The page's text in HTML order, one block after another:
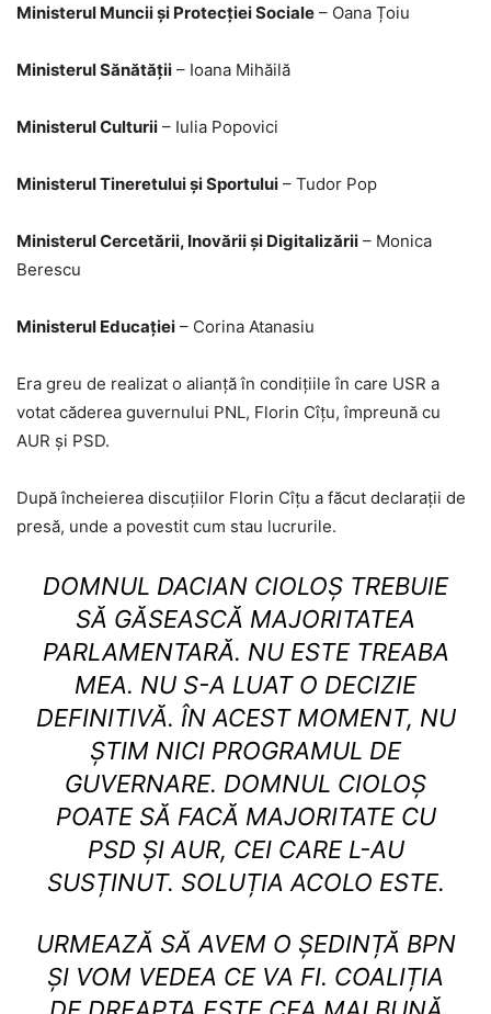
Ministerul Muncii și Protecției Sociale – Oana Țoiu
Ministerul Sănătății – Ioana Mihăilă
Ministerul Culturii – Iulia Popovici
Ministerul Tineretului și Sportului – Tudor Pop
Ministerul Cercetării, Inovării și Digitalizării – Monica
Berescu
Ministerul Educației – Corina Atanasiu
Era greu de realizat o alianță în condițiile în care USR a
votat căderea guvernului PNL, Florin Cîțu, împreună cu
AUR și PSD.
După încheierea discuțiilor Florin Cîțu a făcut declarații de
presă, unde a povestit cum stau lucrurile.
DOMNUL DACIAN CIOLOȘ TREBUIE
SĂ GĂSEASCĂ MAJORITATEA
PARLAMENTARĂ. NU ESTE TREABA
MEA. NU S-A LUAT O DECIZIE
DEFINITIVĂ. ÎN ACEST MOMENT, NU
ȘTIM NICI PROGRAMUL DE
GUVERNARE. DOMNUL CIOLOȘ
POATE SĂ FACĂ MAJORITATE CU
PSD ȘI AUR, CEI CARE L-AU
SUSȚINUT. SOLUȚIA ACOLO ESTE.
URMEAZĂ SĂ AVEM O ȘEDINȚĂ BPN
ȘI VOM VEDEA CE VA FI. COALIȚIA